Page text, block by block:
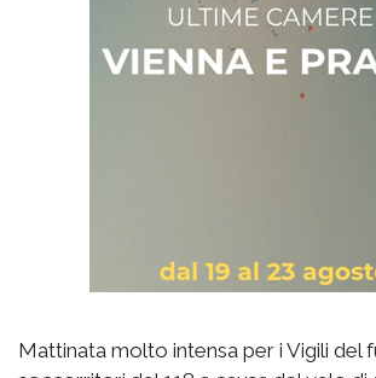
Mattinata molto intensa per i Vigili del